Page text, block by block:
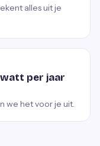
alles uit je
per jaar
we het voor je uit.